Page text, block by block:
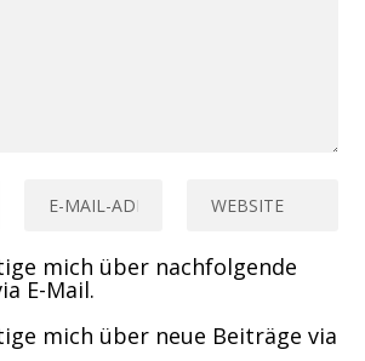
mich über nachfolgende
E-Mail.
mich über neue Beiträge via